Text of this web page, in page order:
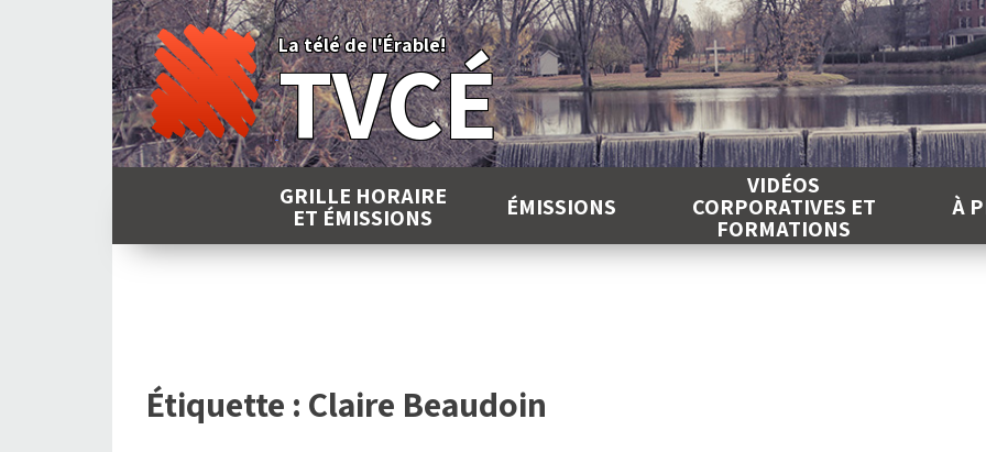
La télé de l'Érable!
TVCÉ
GRILLE HORAIRE
ET ÉMISSIONS ÉMISSIONS
VIDÉOS
CORPORATIVES ET
FORMATIONS
À
Étiquette : Claire Beaudoin